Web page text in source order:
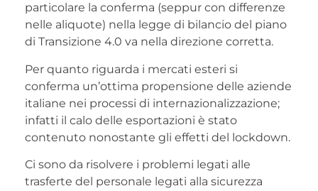
particolare la conferma (seppur con differenze
nelle aliquote) nella legge di bilancio del piano
di Transizione 4.0 va nella direzione corretta.
Per quanto riguarda i mercati esteri si
conferma un’ottima propensione delle aziende
italiane nei processi di internazionalizzazione;
infatti il calo delle esportazioni è stato
contenuto nonostante gli effetti del lockdown.
Ci sono da risolvere i problemi legati alle
trasferte del personale legati alla sicurezza